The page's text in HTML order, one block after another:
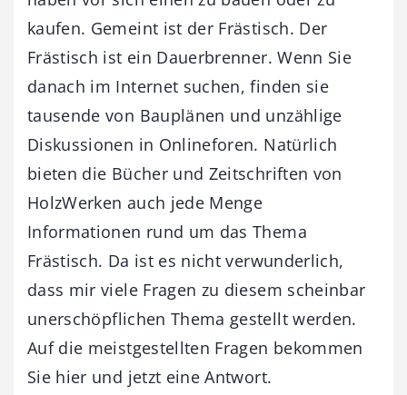
kaufen. Gemeint ist der Frästisch. Der
Frästisch ist ein Dauerbrenner. Wenn Sie
danach im Internet suchen, finden sie
tausende von Bauplänen und unzählige
Diskussionen in Onlineforen. Natürlich
bieten die Bücher und Zeitschriften von
HolzWerken auch jede Menge
Informationen rund um das Thema
Frästisch. Da ist es nicht verwunderlich,
dass mir viele Fragen zu diesem scheinbar
unerschöpflichen Thema gestellt werden.
Auf die meistgestellten Fragen bekommen
Sie hier und jetzt eine Antwort.